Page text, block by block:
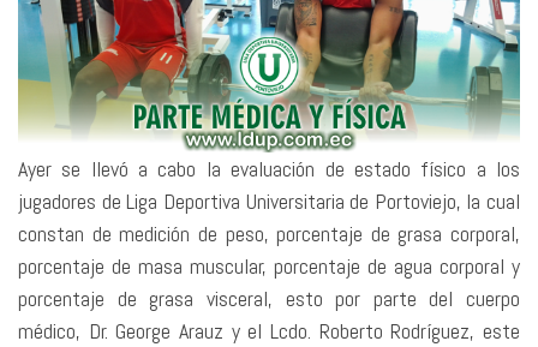
Ayer se llevó a cabo la evaluación de estado físico a los
jugadores de Liga Deportiva Universitaria de Portoviejo, la cual
constan de medición de peso, porcentaje de grasa corporal,
porcentaje de masa muscular, porcentaje de agua corporal y
porcentaje de grasa visceral, esto por parte del cuerpo
médico, Dr. George Arauz y el Lcdo. Roberto Rodríguez, este